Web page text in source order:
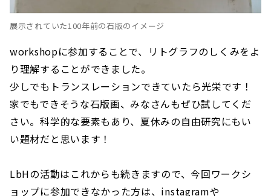
展示されていた100年前の石版のイメージ
workshopに参加することで、リトグラフのしくみをよ
り理解することができました。
少しでもトランスレーションできていたら光栄です！
家でもできそうな石版画、みなさんもぜひ試してくだ
さい。科学的な要素もあり、夏休みの自由研究にもい
い題材だと思います！
LbHの活動はこれからも続きますので、今回ワークシ
ョップに参加できなかった方は、instagramや